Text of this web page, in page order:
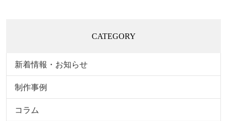
CATEGORY
新着情報・お知らせ
制作事例
コラム